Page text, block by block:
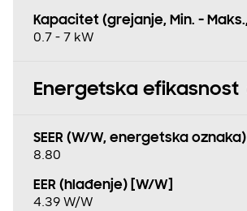
Kapacitet (grejanje, Min. -
0.7 - 7 kW
Energetska efikasnost
SEER (W/W, energetska oznaka)
8.80
EER (hlađenje) [W/W]
4.39 W/W